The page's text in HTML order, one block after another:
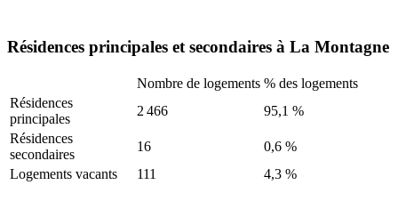
Résidences principales et secondaires à La Montagne
Nombre de logements % des logements
Résidences
principales
2 466
95,1 %
Résidences
secondaires
16
0,6 %
Logements vacants
111 4,3 %